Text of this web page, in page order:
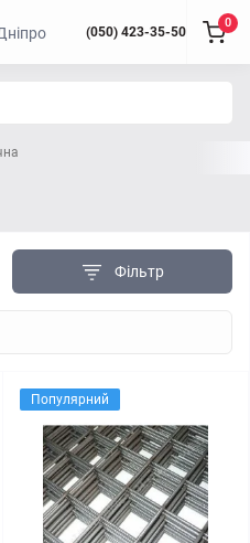
(050) 423-35-50
0
Фільтр
Популярний